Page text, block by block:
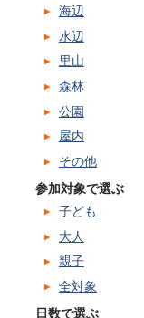
海辺
水辺
里山
森林
公園
屋内
その他
参加対象で選ぶ
子ども
大人
親子
全対象
日数で選ぶ